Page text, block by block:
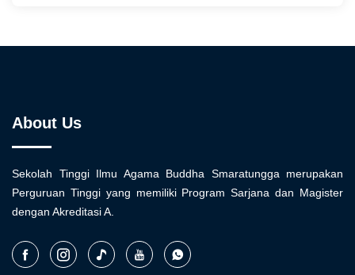
About Us
Sekolah Tinggi Ilmu Agama Buddha Smaratungga merupakan
Perguruan Tinggi yang memiliki Program Sarjana dan Magister
dengan Akreditasi A.